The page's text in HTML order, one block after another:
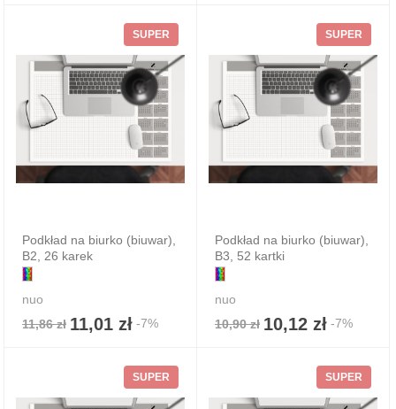
SUPER
Podkład na biurko (biuwar),
B2, 26 karek
nuo
11,86 zł 11,01 zł -7%
SUPER
Podkład na biurko (biuwar),
B3, 52 kartki
nuo
10,90 zł 10,12 zł -7%
SUPER SUPER